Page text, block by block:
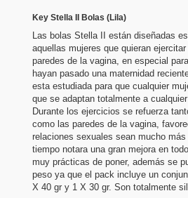
Key Stella II Bolas (Lila)
Las bolas Stella II están diseñadas
aquellas mujeres que quieran
paredes de la vagina, en especial
hayan pasado una maternidad
esta estudiada para que cualquier
que se adaptan totalmente a
Durante los ejercicios se refuerza
como las paredes de la vagina,
relaciones sexuales sean mucho
tiempo notara una gran mejora en
muy prácticas de poner, además se
peso ya que el pack incluye un
X 40 gr y 1 X 30 gr. Son totalmente